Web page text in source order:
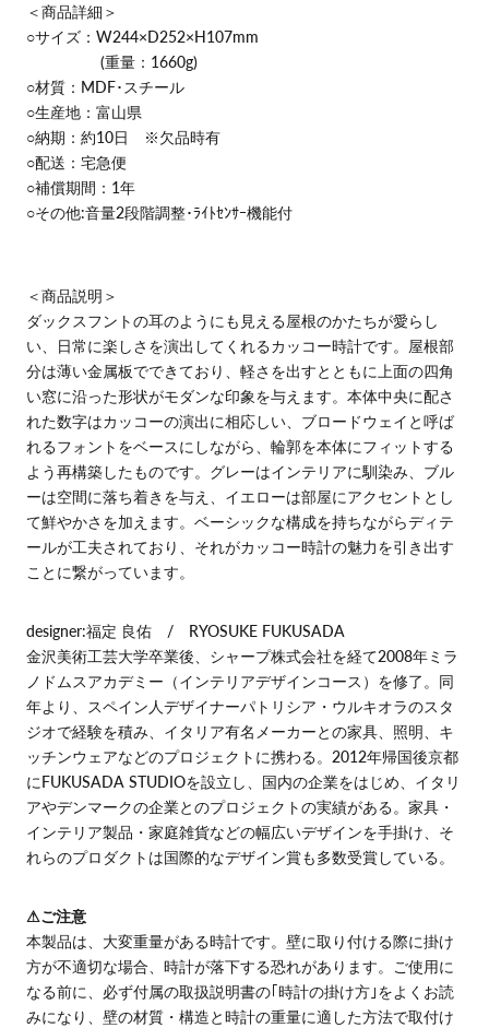
＜商品詳細＞
○サイズ：W244×D252×H107mm
(重量：1660g)
○材質： MDF･スチール
○生産地：富山県
○納期： 約10日 ※欠品時有
○配送：宅急便
○補償期間：1年
○その他:音量2段階調整･ﾗｲﾄｾﾝｻｰ機能付
＜商品説明＞
ダックスフントの耳のようにも見える屋根のかたちが愛らし
い、日常に楽しさを演出してくれるカッコー時計です。屋根部
分は薄い金属板でできており、軽さを出すとともに上面の四角
い窓に沿った形状がモダンな印象を与えます。本体中央に配さ
れた数字はカッコーの演出に相応しい、ブロードウェイと呼ば
れるフォントをベースにしながら、輪郭を本体にフィットする
よう再構築したものです。グレーはインテリアに馴染み、ブル
ーは空間に落ち着きを与え、イエローは部屋にアクセントとし
て鮮やかさを加えます。ベーシックな構成を持ちながらディテ
ールが工夫されており、それがカッコー時計の魅力を引き出す
ことに繋がっています。
designer:福定 良佑 / RYOSUKE FUKUSADA
金沢美術工芸大学卒業後、シャープ株式会社を経て2008年ミラ
ノドムスアカデミー（インテリアデザインコース）を修了。同
年より、スペイン人デザイナーパトリシア・ウルキオラのスタ
ジオで経験を積み、イタリア有名メーカーとの家具、照明、キ
ッチンウェアなどのプロジェクトに携わる。2012年帰国後京都
にFUKUSADA STUDIOを設立し、国内の企業をはじめ、イタリ
アやデンマークの企業とのプロジェクトの実績がある。家具・
インテリア製品・家庭雑貨などの幅広いデザインを手掛け、そ
れらのプロダクトは国際的なデザイン賞も多数受賞している。
⚠︎ご注意
本製品は、大変重量がある時計です。壁に取り付ける際に掛け
方が不適切な場合、時計が落下する恐れがあります。ご使用に
なる前に、必ず付属の取扱説明書の｢時計の掛け方｣をよくお読
みになり、壁の材質・構造と時計の重量に適した方法で取付け